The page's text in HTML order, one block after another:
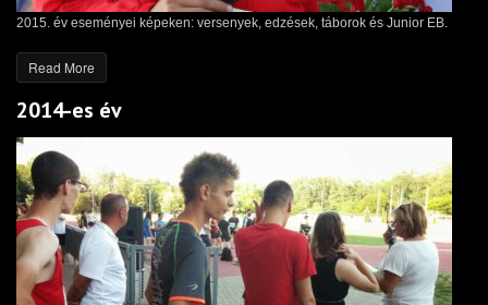
2015. év eseményei képeken: versenyek, edzések, táborok és Junior EB.
Read More
2014-es év